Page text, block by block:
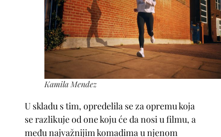
Kamila Mendez
U skladu s tim, opredelila se za opremu koja
se razlikuje od one koju će da nosi u filmu, a
među najvažnijim komadima u njenom